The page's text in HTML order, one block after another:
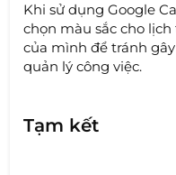
Khi sử dụng Google
chọn màu sắc cho
của mình để tránh
quản lý công việc.
Tạm kết